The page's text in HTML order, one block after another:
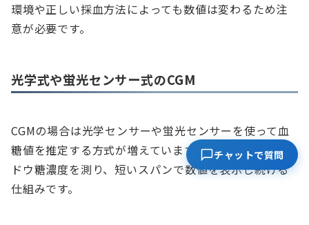
環境や正しい採血方法によっても数値は変わるため注
意が必要です。
光学式や蛍光センサー式のCGM
CGMの場合は光学センサーや蛍光センサーを使って血
糖値を推定する方式が増えています。皮下組織液のブ
ドウ糖濃度を測り、短いスパンで数値を表示し続ける
仕組みです。
チャットで質問